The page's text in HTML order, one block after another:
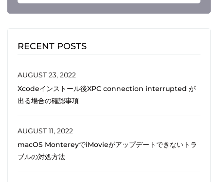
RECENT POSTS
AUGUST 23, 2022
Xcodeインストール後XPC connection interrupted が
出る場合の確認事項
AUGUST 11, 2022
macOS MontereyでiMovieがアップデートできないトラ
ブルの対処方法